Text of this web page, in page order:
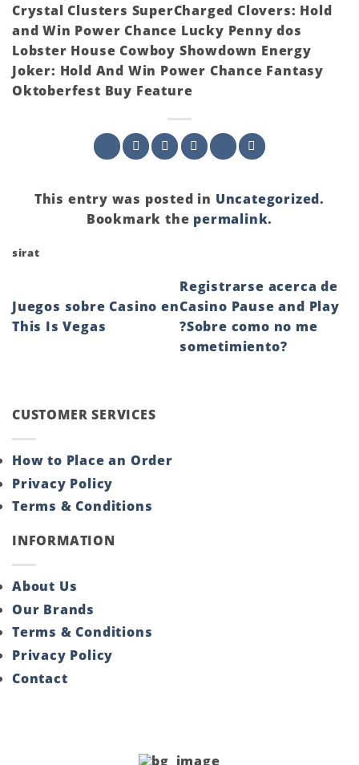
Crystal Clusters SuperCharged Clovers: Hold
and Win Power Chance Lucky Penny dos
Lobster House Cowboy Showdown Energy
Joker: Hold And Win Power Chance Fantasy
Oktoberfest Buy Feature
This entry was posted in Uncategorized.
Bookmark the permalink.
sirat
Juegos sobre Casino en
This Is Vegas
Registrarse acerca de
Casino Pause and Play
?Sobre como no me
sometimiento?
CUSTOMER SERVICES
How to Place an Order
Privacy Policy
Terms & Conditions
INFORMATION
About Us
Our Brands
Terms & Conditions
Privacy Policy
Contact